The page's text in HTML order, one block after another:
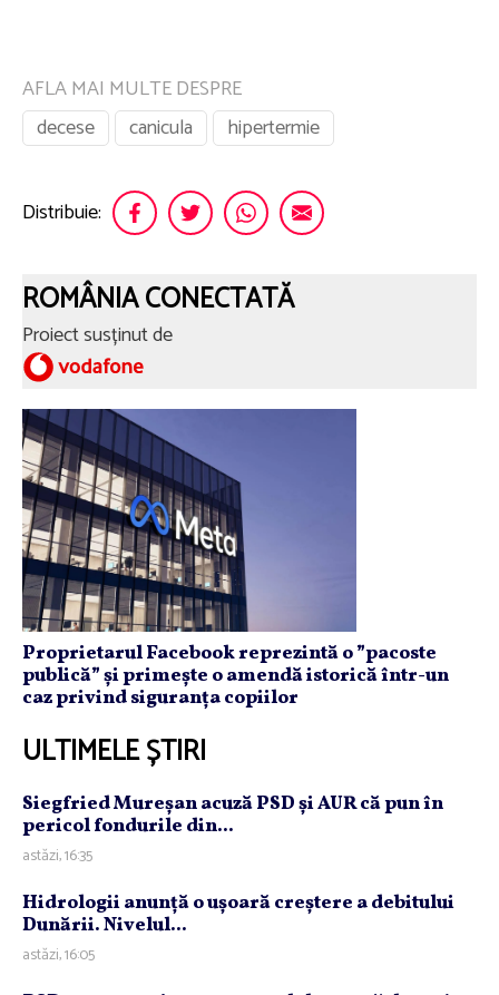
AFLA MAI MULTE DESPRE
decese
canicula hipertermie
Distribuie:
ROMÂNIA CONECTATĂ
Proiect susținut de
Proprietarul Facebook reprezintă o ”pacoste
publică” și primește o amendă istorică într-un
caz privind siguranța copiilor
ULTIMELE ȘTIRI
Siegfried Mureşan acuză PSD şi AUR că pun în
pericol fondurile din...
astăzi, 16:35
Hidrologii anunţă o uşoară creştere a debitului
Dunării. Nivelul...
astăzi, 16:05